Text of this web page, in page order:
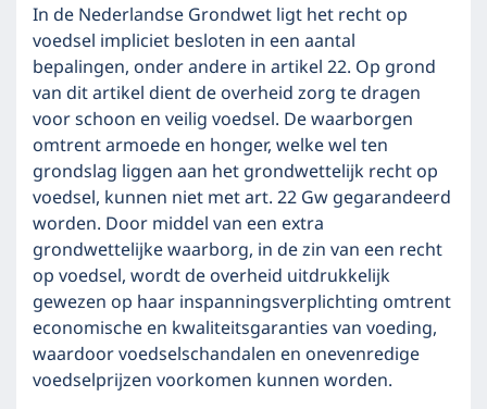
In de Nederlandse Grondwet ligt het recht op
voedsel impliciet besloten in een aantal
bepalingen, onder andere in artikel 22. Op grond
van dit artikel dient de overheid zorg te dragen
voor schoon en veilig voedsel. De waarborgen
omtrent armoede en honger, welke wel ten
grondslag liggen aan het grondwettelijk recht op
voedsel, kunnen niet met art. 22 Gw gegarandeerd
worden. Door middel van een extra
grondwettelijke waarborg, in de zin van een recht
op voedsel, wordt de overheid uitdrukkelijk
gewezen op haar inspanningsverplichting omtrent
economische en kwaliteitsgaranties van voeding,
waardoor voedselschandalen en onevenredige
voedselprijzen voorkomen kunnen worden.